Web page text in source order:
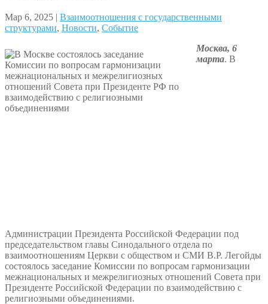
Мар 6, 2025 | Взаимоотношения с государственными
структурами, Новости, Событие
Москва, 6
марта. В
Администрации Президента Российской Федерации под
председательством главы Синодального отдела по
взаимоотношениям Церкви с обществом и СМИ В.Р. Легойды
состоялось заседание Комиссии по вопросам гармонизации
межнациональных и межрелигиозных отношений Совета при
Президенте Российской Федерации по взаимодействию с
религиозными объединениями.